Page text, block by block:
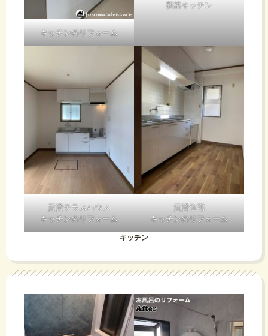
キッチンのリフォーム
新築キッチン
賃貸テラスハウス
キッチンのリフォーム
賃貸住宅
キッチンのリフォーム
キッチン